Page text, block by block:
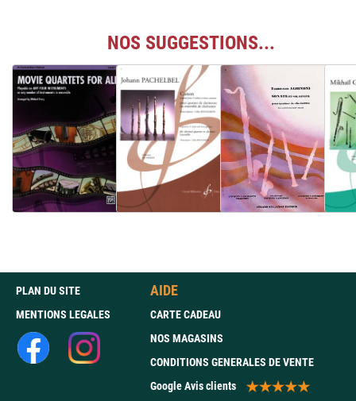
NOS SUGGESTIONS...
PLAN DU SITE
MENTIONS LEGALES
AIDE
CARTE CADEAU
NOS MAGASINS
CONDITIONS GENERALES DE VENTE
Google Avis clients